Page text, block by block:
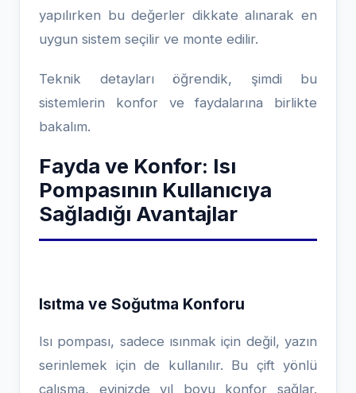
yapılırken bu değerler dikkate alınarak en
uygun sistem seçilir ve monte edilir.
Teknik detayları öğrendik, şimdi bu
sistemlerin konfor ve faydalarına birlikte
bakalım.
Fayda ve Konfor: Isı
Pompasının Kullanıcıya
Sağladığı Avantajlar
Isıtma ve Soğutma Konforu
Isı pompası, sadece ısınmak için değil, yazın
serinlemek için de kullanılır. Bu çift yönlü
çalışma, evinizde yıl boyu konfor sağlar.